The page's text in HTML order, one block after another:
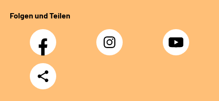
Folgen und Teilen
Facebook Instagram YouTube
Teilen